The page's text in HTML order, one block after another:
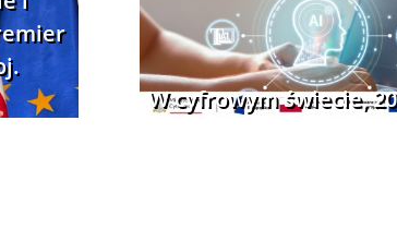
W cyfrowym świecie,